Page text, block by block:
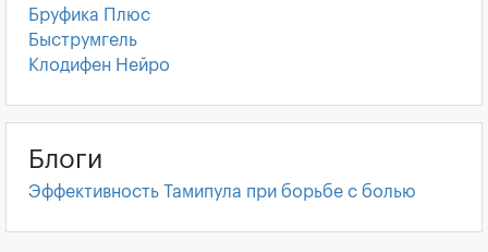
Бруфика Плюс
Быструмгель
Клодифен Нейро
Блоги
Эффективность Тамипула при борьбе с болью